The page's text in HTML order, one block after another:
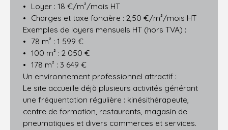
Loyer : 18 €/m²/mois HT
Charges et taxe foncière : 2,50 €/m²/mois HT
Exemples de loyers mensuels HT (hors TVA) :
78 m² : 1 599 €
100 m² : 2 050 €
178 m² : 3 649 €
Un environnement professionnel attractif :
Le site accueille déjà plusieurs activités générant
une fréquentation régulière : kinésithérapeute,
centre de formation, restaurants, magasin de
pneumatiques et divers commerces et services.